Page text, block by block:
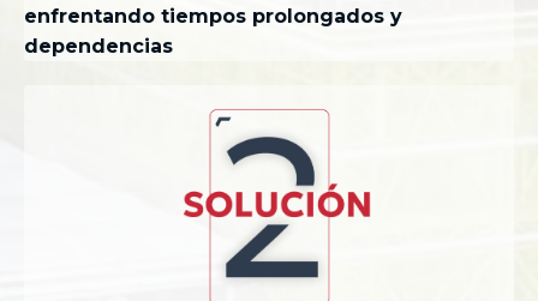
enfrentando tiempos prolongados y
dependencias